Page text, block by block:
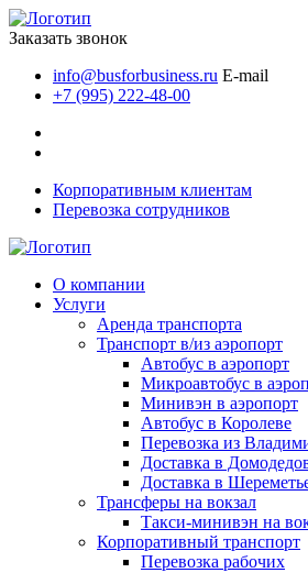
Заказать звонок
info@busforbusiness.ru E-mail
+7 (995) 222-48-00
Корпоративным клиентам
Перевозка сотрудников
О компании
Услуги
Аренда транспорта
Транспорт в/из аэропорт
Автобус в аэропорт
Микроавтобус в
Минивэн в аэропорт
Автобус в Королеве
Перевозка из
Доставка в
Доставка в
Трансферы на вокзал
Такси-минивэн на
Корпоративный транспорт
Перевозка рабочих